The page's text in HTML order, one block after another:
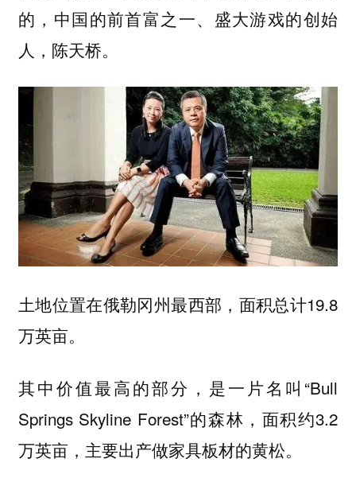
的，中国的前首富之一、盛大游戏的创始
人，陈天桥。
土地位置在俄勒冈州最西部，面积总计19.8
万英亩。
其中价值最高的部分，是一片名叫“Bull
Springs Skyline Forest”的森林，面积约3.2
万英亩，主要出产做家具板材的黄松。